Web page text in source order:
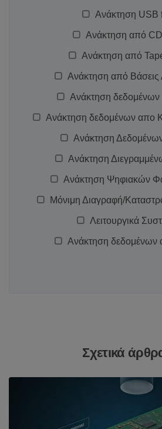
Ανάκτηση USB
Ανάκτηση από
Ανάκτηση από
Ανάκτηση από
Ανάκτηση
Ανάκτηση δεδομένων απο
Ανάκτηση
Ανάκτηση
Ανάκτηση Ψηφιακών
Μόνιμη Διαγραφή/
Λειτουργικά
Ανάκτηση δεδομένων
Σχετικά